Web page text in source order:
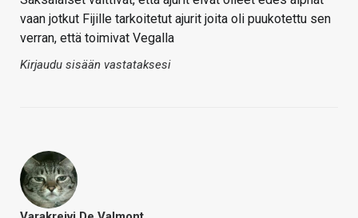
vaan jotkut Fijille tarkoitetut ajurit joita oli puukotettu sen
verran, että toimivat Vegalla
Kirjaudu sisään vastataksesi